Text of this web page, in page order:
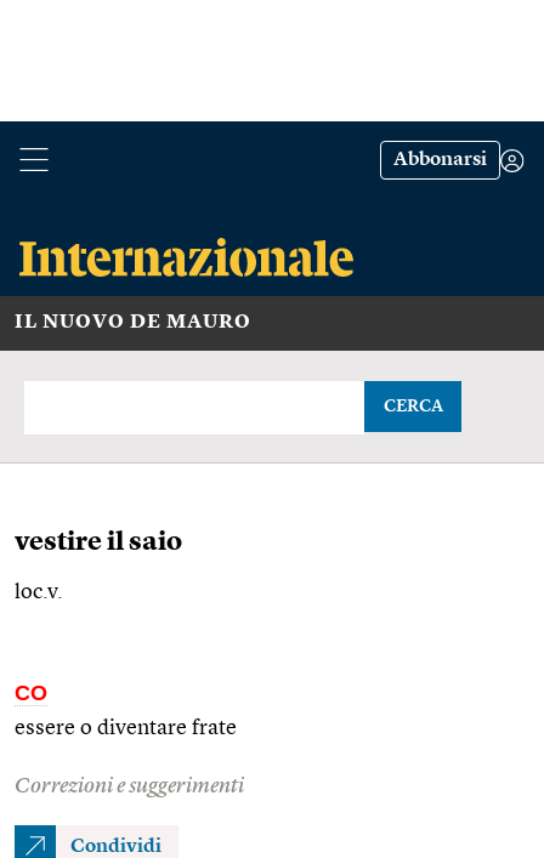
Abbonarsi
IL NUOVO DE MAURO
CERCA
vestire il saio
loc.v.
CO
essere o diventare frate
Correzioni e suggerimenti
Condividi